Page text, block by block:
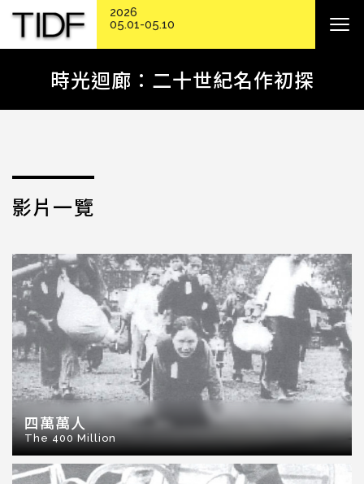
時光迴廊：二十世紀名作初探
影片一覽
四萬萬人
The 400 Million
2026
05.01-05.10